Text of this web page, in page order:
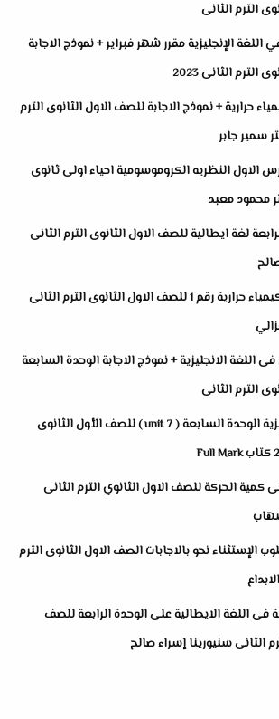
الترم الثانى
اللغة الإنجليزية مقرر شهر فبراير + نموذج الاجابة
الثانى 2023
حرارية + نموذج الاجابة للصف الاول الثانوى الترم
الاول النظريه الكروموسومية احياء اولى ثانوى
محمود معبد
لغة ايطالية للصف الاول الثانوى الترم الثانى
اختبار الكترونى كيمياء حرارية رقم 1 للصف الاول الثانوى الترم الثانى
اللغة الانجليزية + نموذج الاجابة الوحدة السابعة
الترم الثانى
امتحان لغة انجليزية الوحدة السابعة ( unit 7 ) للصف الأول الثانوى
كمية الحركة للصف الاول الثانوي الترم الثانى
الإستثناء نحو بالاجابات الصف الاول الثانوى الترم
فى اللغة الايطالية على الوحدة الرابعة للصف
الثانى سنيورينا إسراء صالح